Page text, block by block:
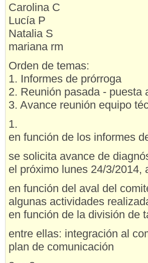
Carolina C
Lucía P
Natalia S
mariana rm
Orden de temas:
1. Informes de prórroga
2. Reunión pasada - puesta
3. Avance reunión equipo
1.
en función de los informes
se solicita avance de
el próximo lunes 24/3/2014,
en función del aval del
algunas actividades
en función de la división de
entre ellas: integración al
plan de comunicación